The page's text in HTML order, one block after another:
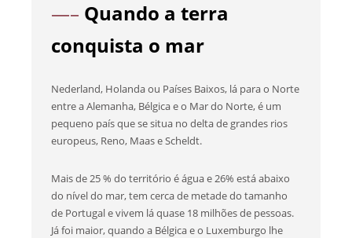
—– Quando a terra
conquista o mar
Nederland, Holanda ou Países Baixos, lá para o Norte
entre a Alemanha, Bélgica e o Mar do Norte, é um
pequeno país que se situa no delta de grandes rios
europeus, Reno, Maas e Scheldt.
Mais de 25 % do território é água e 26% está abaixo
do nível do mar, tem cerca de metade do tamanho
de Portugal e vivem lá quase 18 milhões de pessoas.
Já foi maior, quando a Bélgica e o Luxemburgo lhe